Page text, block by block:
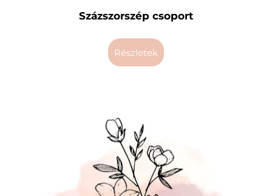
Százszorszép csoport
részletek